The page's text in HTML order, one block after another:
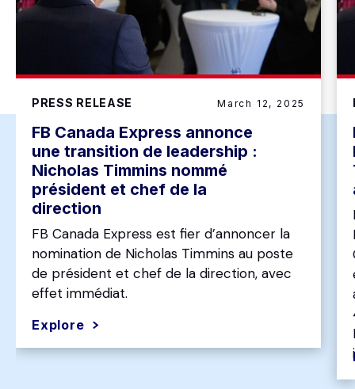
PRESS RELEASE March 12, 2025
FB Canada Express annonce
une transition de leadership :
Nicholas Timmins nommé
président et chef de la
direction
FB Canada Express est fier d’annoncer la
nomination de Nicholas Timmins au poste
de président et chef de la direction, avec
effet immédiat.
Explore